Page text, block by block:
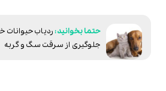
ردیاب حیوانات
جلوگیری از سرقت سگ و گربه